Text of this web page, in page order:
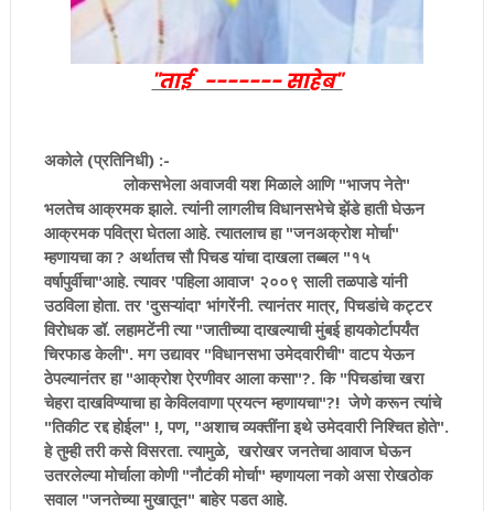
"ताई ------- साहेब"
अकोले (प्रतिनिधी) :-
लोकसभेला अवाजवी यश मिळाले आणि "भाजप नेते"
भलतेच आक्रमक झाले. त्यांनी लागलीच विधानसभेचे झेंडे हाती घेऊन
आक्रमक पवित्रा घेतला आहे. त्यातलाच हा "जनअक्रोश मोर्चा"
म्हणायचा का ? अर्थातच साै पिचड यांचा दाखला तब्बल "१५
वर्षापुर्वीचा"आहे. त्यावर 'पहिला आवाज' २००९ साली तळपाडे यांनी
उठविला होता. तर 'दुसऱ्यांदा' भांगरेंनी. त्यानंतर मात्र, पिचडांचे कट्टर
विरोधक डॉ. लहामटेंनी त्या "जातीच्या दाखल्याची मुंबई हायकोर्टापर्यंत
चिरफाड केली". मग उद्यावर "विधानसभा उमेदवारीची" वाटप येऊन
ठेपल्यानंतर हा "आक्रोश ऐरणीवर आला कसा"?. कि "पिचडांचा खरा
चेहरा दाखविण्याचा हा केविलवाणा प्रयत्न म्हणायचा"?! जेणे करून त्यांचे
"तिकीट रद्द होईल" !, पण, "अशाच व्यक्तींना इथे उमेदवारी निश्चित होते".
हे तुम्ही तरी कसे विसरता. त्यामुळे, खरोखर जनतेचा आवाज घेऊन
उतरलेल्या मोर्चाला कोणी "नाैटंकी मोर्चा" म्हणायला नको असा रोखठोक
सवाल "जनतेच्या मुखातून" बाहेर पडत आहे.